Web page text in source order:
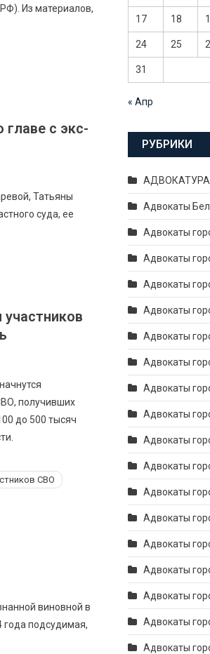
Из материалов,
с экс-
Татьяны
суда, ее
получивших
до 500 тысяч
СВО
виновной в
года подсудимая,
17 18
24 25
31
« Апр
РУБРИКИ
АДВОКАТУРА
Адвокаты
Адвокаты
Адвокаты
Адвокаты
Адвокаты
Адвокаты
Адвокаты
Адвокаты
Адвокаты
Адвокаты
Адвокаты
Адвокаты
Адвокаты
Адвокаты
Адвокаты
Адвокаты
Адвокаты
Адвокаты